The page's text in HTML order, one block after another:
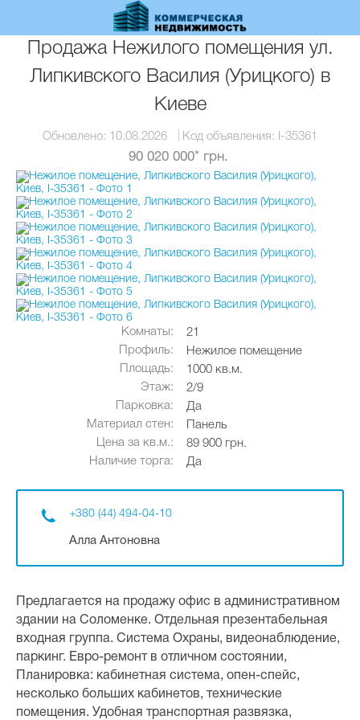
основному
содержаниюПродажа Нежилого помещения ул.
Липкивского Василия (Урицкого) в
Киеве
Обновлено: 10.08.2026 Код объявления: I-35361
90 020 000* грн.
Комнаты:
21
Профиль:
Нежилое помещение
Площадь:
1000 кв.м.
Этаж:
2/9
Парковка:
Да
Материал стен:
Панель
Цена за кв.м.:
89 900 грн.
Наличие торга:
Да
+380 (44) 494-04-10
Алла Антоновна
Предлагается на продажу офис в административном
здании на Соломенке. Отдельная презентабельная
входная группа. Система Охраны, видеонаблюдение,
паркинг. Евро-ремонт в отличном состоянии,
Планировка: кабинетная система, опен-спейс,
несколько больших кабинетов, технические
помещения. Удобная транспортная развязка,